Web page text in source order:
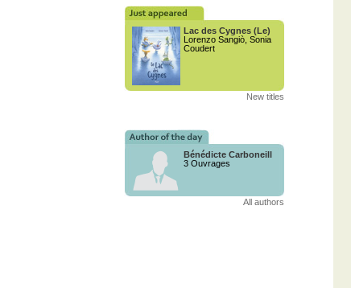
Lac des Cygnes (Le)
Lorenzo Sangiò, Sonia
Coudert
New titles
Bénédicte Carboneill
3 Ouvrages
All authors